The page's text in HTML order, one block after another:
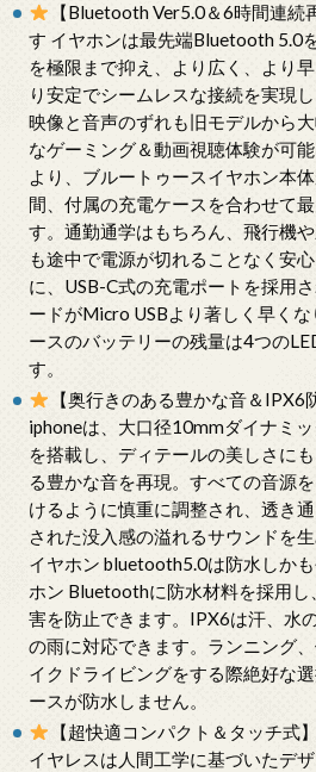
【Bluetooth Ver5.0＆6時間連続
す イヤホンは最先端Bluetooth 5.0
を極限まで抑え、より広く、より
り安定でシームレスな接続を実現
映像と音声のずれも旧モデルから
なゲーミング＆動画視聴体験が可
より、ブルートゥースイヤホン本
間、付属の充電ケースを合わせて
す。通勤通学はもちろん、飛行機
も途中で電源が切れることなく安
に、USB-C式の充電ポートを採用
ードがMicro USBより著しく早く
ースのバッテリーの残量は4つの
す。
【奥行きのある豊かな音＆
iphoneは、大口径10mmダイナミ
を搭載し、ディテールの美しさに
る豊かな音を再現。すべての音源
けるように慎重に調整され、透き
された没入感の溢れるサウンドを
イヤホン bluetooth5.0は防水しか
ホン Bluetoothに防水材料を採用
害を防止できます。IPX6は汗、水
の雨に対応できます。ランニング
イクドライビングをする際絶好な
ースが防水しません。
【超快適コンパクト＆タッチ式
イヤレスは人間工学に基づいたデ